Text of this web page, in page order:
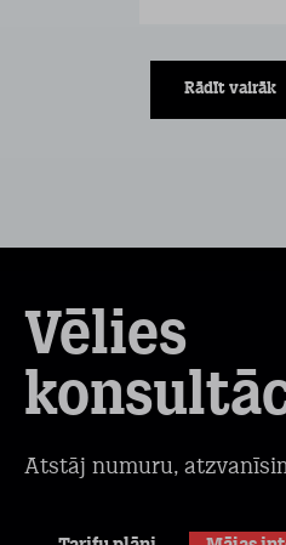
Rādīt vairāk
Vēlies
Atstāj numuru,